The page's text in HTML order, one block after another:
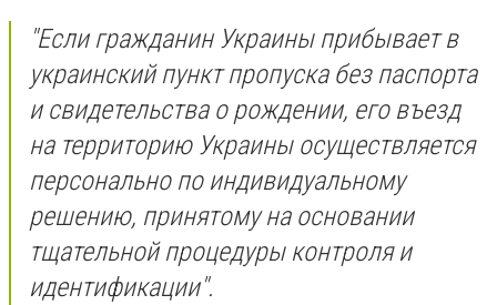
"Если гражданин Украины прибывает в
украинский пункт пропуска без паспорта
и свидетельства о рождении, его въезд
на территорию Украины осуществляется
персонально по индивидуальному
решению, принятому на основании
тщательной процедуры контроля и
идентификации".